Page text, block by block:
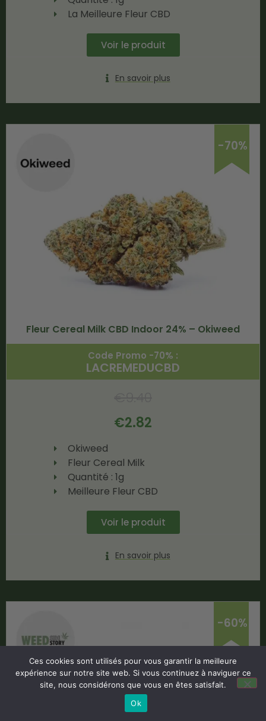
La Meilleure Fleur CBD
Voir le produit
En savoir plus
-70%
Fleur Cereal Milk CBD Indoor 24% – Okiweed
Code Promo -70% :
LACREMEDUCBD
€2.82
Okiweed
Fleur Cereal Milk
Quantité : 1g
Meilleure Fleur CBD
Voir le produit
En savoir plus
-60%
Ces cookies sont utilisés pour vous garantir la meilleure
expérience sur notre site web. Si vous continuez à naviguer ce
site, nous considérons que vous en êtes satisfait.
Ok